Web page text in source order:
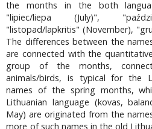
the months in the both
"lipiec/liepa (July)",
"listopad/lapkritis" (November),
The differences between the
are connected with the
group of the months,
animals/birds, is typical for the
names of the spring months,
Lithuanian language (kovas,
May) are originated from the
more of such names in the old